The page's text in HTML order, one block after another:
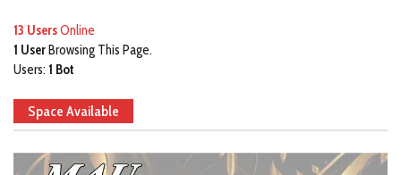
13 UsersOnline
1 UserBrowsing This Page.
Users: 1 Bot
Space Available